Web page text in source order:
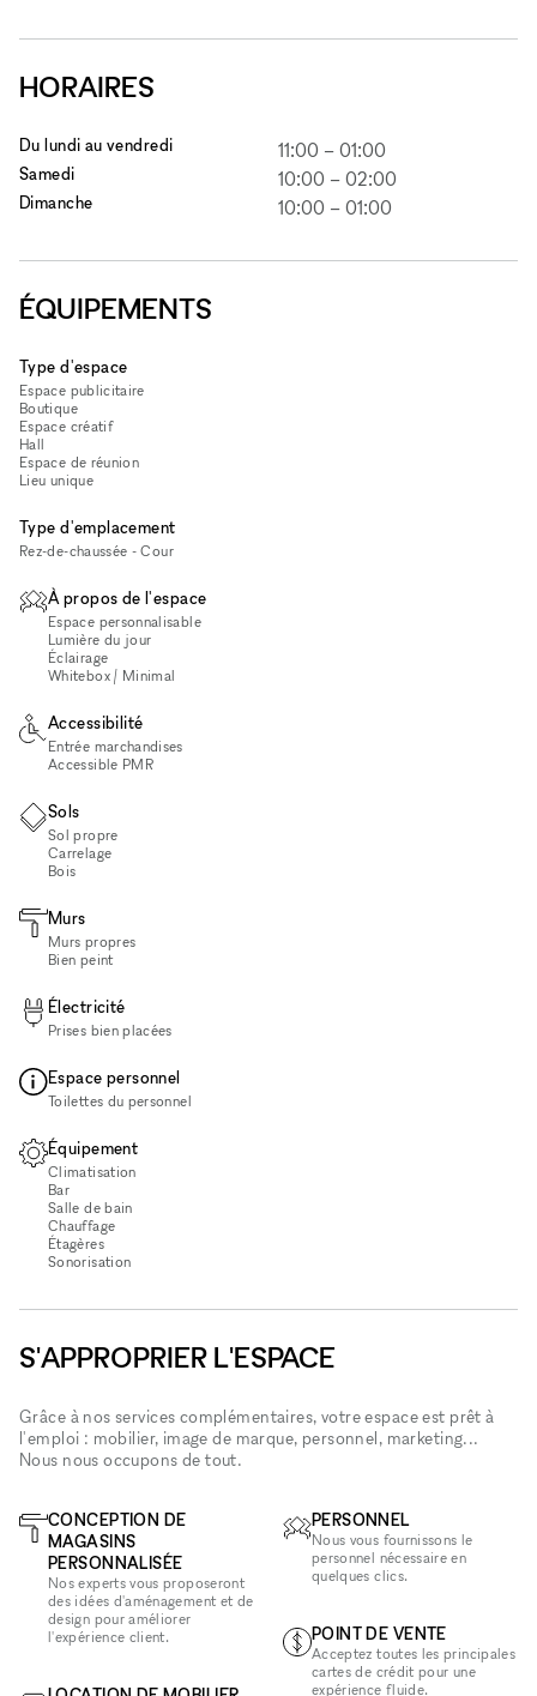
HORAIRES
Du lundi au vendredi 11:00 – 01:00
Samedi 10:00 – 02:00
Dimanche 10:00 – 01:00
ÉQUIPEMENTS
Type d'espace
Espace publicitaire
Boutique
Espace créatif
Hall
Espace de réunion
Lieu unique
Type d'emplacement
Rez-de-chaussée - Cour
À propos de l'espace
Espace personnalisable
Lumière du jour
Éclairage
Whitebox / Minimal
Accessibilité
Entrée marchandises
Accessible PMR
Sols
Sol propre
Carrelage
Bois
Murs
Murs propres
Bien peint
Électricité
Prises bien placées
Espace personnel
Toilettes du personnel
Équipement
Climatisation
Bar
Salle de bain
Chauffage
Étagères
Sonorisation
S'APPROPRIER L'ESPACE
Grâce à nos services complémentaires, votre espace est prêt à
l'emploi : mobilier, image de marque, personnel, marketing...
Nous nous occupons de tout.
CONCEPTION DE
MAGASINS
PERSONNALISÉE
Nos experts vous proposeront
des idées d'aménagement et de
design pour améliorer
l'expérience client.
PERSONNEL
Nous vous fournissons le
personnel nécessaire en
quelques clics.
POINT DE VENTE
Acceptez toutes les principales
cartes de crédit pour une
expérience fluide.